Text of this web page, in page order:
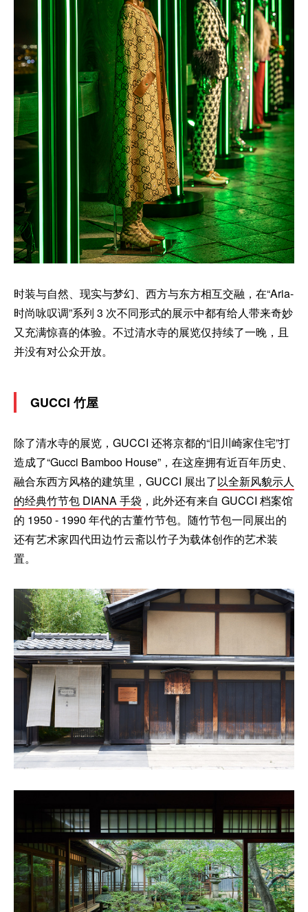
时装与自然、现实与梦幻、西方与东方相互交融，在“Aria-
时尚咏叹调”系列 3 次不同形式的展示中都有给人带来奇妙
又充满惊喜的体验。不过清水寺的展览仅持续了一晚，且
并没有对公众开放。
GUCCI 竹屋
除了清水寺的展览，GUCCI 还将京都的“旧川崎家住宅”打
造成了“Gucci Bamboo House”，在这座拥有近百年历史、
融合东西方风格的建筑里，GUCCI 展出了以全新风貌示人
的经典竹节包 DIANA 手袋 ，此外还有来自 GUCCI 档案馆
的 1950 - 1990 年代的古董竹节包。随竹节包一同展出的
还有艺术家四代田边竹云斋以竹子为载体创作的艺术装
置。